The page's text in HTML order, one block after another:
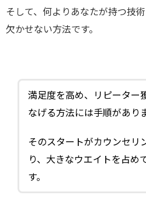
そして、何よりあなたが持つ技
欠かせない方法です。
満足度を高め、リピーター
なげる方法には手順がありま
そのスタートがカウンセリ
り、大きなウエイトを占め
す。